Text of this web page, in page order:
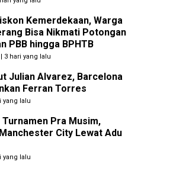
Kemerdekaan, Warga
Bisa Nikmati Potongan
PBB hingga BPHTB
| 3 hari yang lalu
Julian Alvarez, Barcelona
Ferran Torres
yang lalu
Turnamen Pra Musim,
City Lewat Adu
yang lalu